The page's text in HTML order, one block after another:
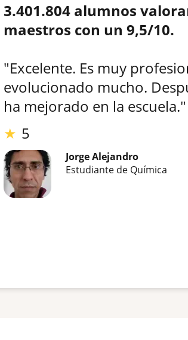
3.401.804 alumnos
maestros con un 9,5/10.
"Excelente. Es muy
evolucionado mucho.
ha mejorado en la escuela."
★ 5
Jorge Alejandro
Estudiante de Química